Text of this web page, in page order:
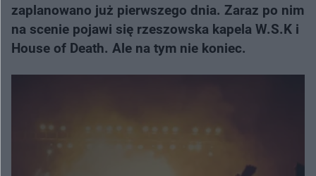
zaplanowano już pierwszego dnia. Zaraz po nim
na scenie pojawi się rzeszowska kapela W.S.K i
House of Death. Ale na tym nie koniec.